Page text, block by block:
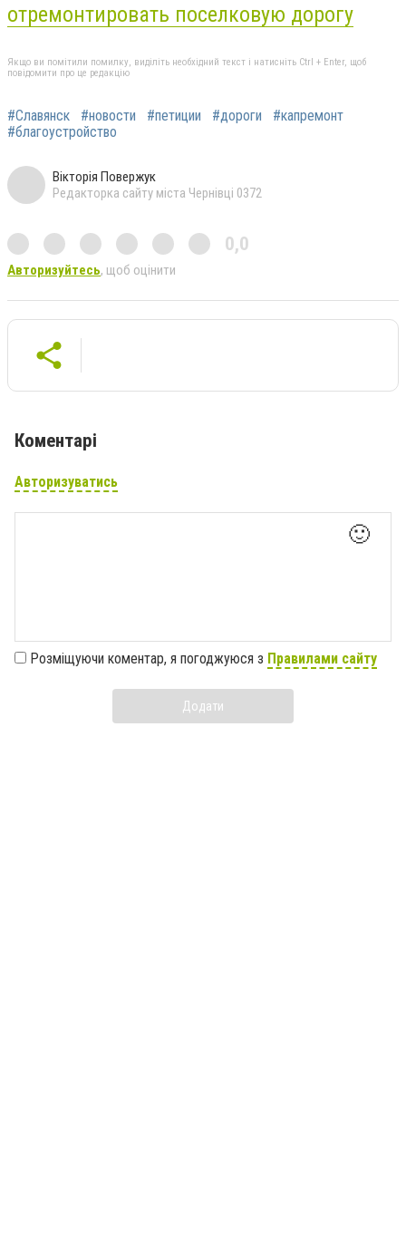
отремонтировать поселковую дорогу
Якщо ви помітили помилку, виділіть необхідний текст і натисніть Ctrl + Enter, щоб
повідомити про це редакцію
#Славянск #новости #петиции #дороги
#капремонт
#благоустройство
Вікторія Повержук
Редакторка сайту міста Чернівці 0372
0,0
Авторизуйтесь, щоб оцінити
Коментарі
Авторизуватись
🙂
Розміщуючи коментар, я погоджуюся з Правилами сайту
Додати